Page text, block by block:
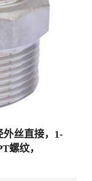
外丝直接，1-
螺纹，